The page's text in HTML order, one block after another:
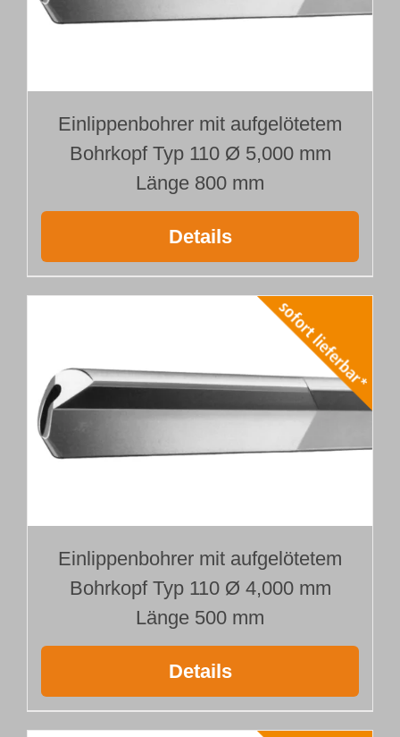
Einlippenbohrer mit aufgelötetem
Bohrkopf Typ 110 Ø 5,000 mm
Länge 800 mm
Details
Einlippenbohrer mit aufgelötetem
Bohrkopf Typ 110 Ø 4,000 mm
Länge 500 mm
Details